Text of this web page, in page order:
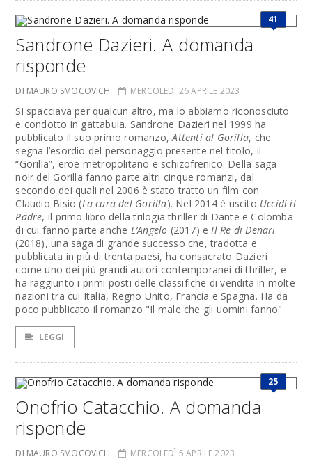
41
Sandrone Dazieri. A domanda
risponde
DI MAURO SMOCOVICH MERCOLEDÌ 26 APRILE 2023
Si spacciava per qualcun altro, ma lo abbiamo riconosciuto
e condotto in gattabuia. Sandrone Dazieri nel 1999 ha
pubblicato il suo primo romanzo,Attenti al Gorilla, che
segna l’esordio del personaggio presente nel titolo, il
“Gorilla”, eroe metropolitano e schizofrenico. Della saga
noir del Gorilla fanno parte altri cinque romanzi, dal
secondo dei quali nel 2006 è stato tratto un film con
Claudio Bisio (La cura del Gorilla). Nel 2014 è uscito Uccidi il
Padre, il primo libro della trilogia thriller di Dante e Colomba
di cui fanno parte anche L’Angelo (2017) eIl Re di Denari
(2018), una saga di grande successo che, tradotta e
pubblicata in più di trenta paesi, ha consacrato Dazieri
come uno dei più grandi autori contemporanei di thriller, e
ha raggiunto i primi posti delle classifiche di vendita in molte
nazioni tra cui Italia, Regno Unito, Francia e Spagna. Ha da
poco pubblicato il romanzo "Il male che gli uomini fanno"
LEGGI
25
Onofrio Catacchio. A domanda
risponde
DI MAURO SMOCOVICH MERCOLEDÌ 5 APRILE 2023